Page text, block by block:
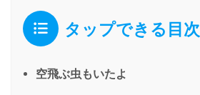
タップできる目次
空飛ぶ虫もいたよ